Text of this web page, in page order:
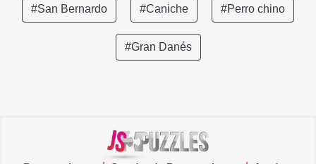
#San Bernardo #Caniche #Perro chino
#Gran Danés